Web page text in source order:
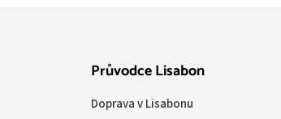
Průvodce Lisabon
Doprava v Lisabonu